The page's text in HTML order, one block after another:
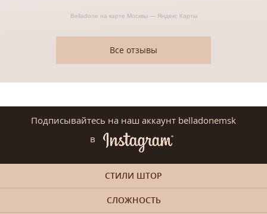
Belladone на карте Москвы — Яндекс Карты
Все отзывы
Подписывайтесь на наш аккаунт belladonemsk
в
СТИЛИ ШТОР
СЛОЖНОСТЬ